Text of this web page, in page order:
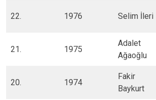
​22. 1976 ​Selim İleri
​21. 1975
​Adalet
Ağaoğlu
​20. 1974
​Fakir
Baykurt